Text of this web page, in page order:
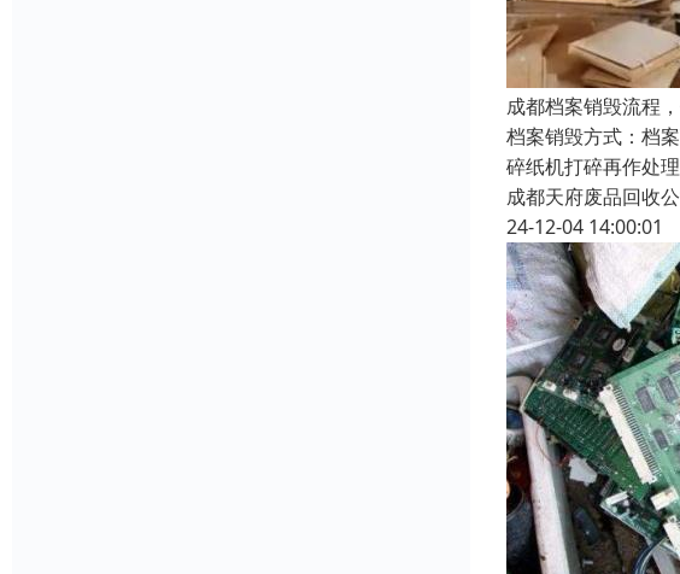
成都档案销毁流程
档案销毁方式：档
碎纸机打碎再作处
成都天府废品回收
24-12-04 14:00:01